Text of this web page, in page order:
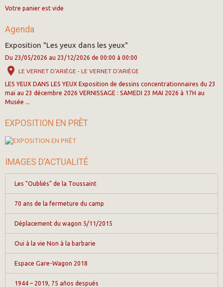
Votre panier est vide
Agenda
Exposition "Les yeux dans les yeux"
Du 23/05/2026 au 23/12/2026 de 00:00 à 00:00
LE VERNET D'ARIÈGE - LE VERNET D'ARIÈGE
LES YEUX DANS LES YEUX Exposition de dessins concentrationnaires du 23
mai au 23 décembre 2026 VERNISSAGE : SAMEDI 23 MAI 2026 à 17H au
Musée ...
EXPOSITION EN PRÊT
IMAGES D’ACTUALITÉ
Les "Oubliés" de la Toussaint
70 ans de la fermeture du camp
Déplacement du wagon 5/11/2015
Oui à la vie Non à la barbarie
Espace Gare-Wagon 2018
1944 – 2019, 75 años después